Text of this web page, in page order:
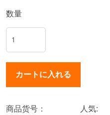
数量
商品货号：
人気: